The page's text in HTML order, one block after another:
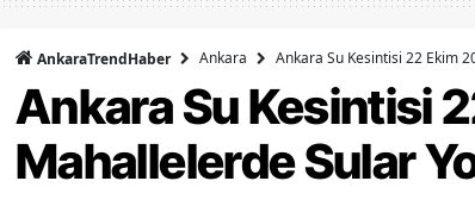
AnkaraTrendHaber Ankara Ankara Su Kesintisi 22 Ekim
Ankara Su Kesintisi
Mahallelerde Sular